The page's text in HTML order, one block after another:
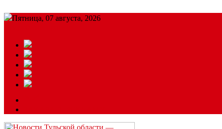
Пятница, 07 августа, 2026